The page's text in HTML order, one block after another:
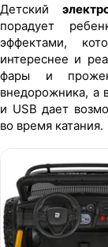
Детский
порадует
эффектами,
интереснее и
фары и
внедорожника, а
и USB дает
во время катания.